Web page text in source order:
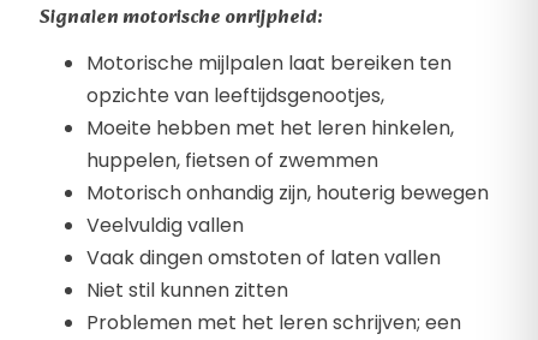
Signalen motorische onrijpheid:
Motorische mijlpalen laat bereiken ten
opzichte van leeftijdsgenootjes,
Moeite hebben met het leren hinkelen,
huppelen, fietsen of zwemmen
Motorisch onhandig zijn, houterig bewegen
Veelvuldig vallen
Vaak dingen omstoten of laten vallen
Niet stil kunnen zitten
Problemen met het leren schrijven; een